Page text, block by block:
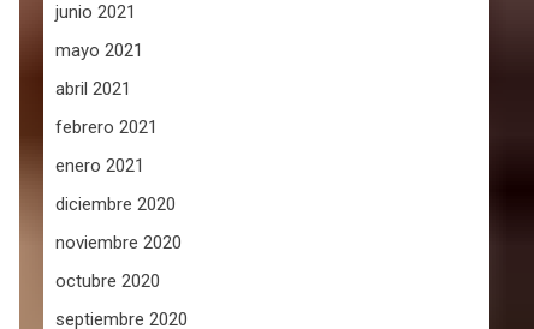
junio 2021
mayo 2021
abril 2021
febrero 2021
enero 2021
diciembre 2020
noviembre 2020
octubre 2020
septiembre 2020